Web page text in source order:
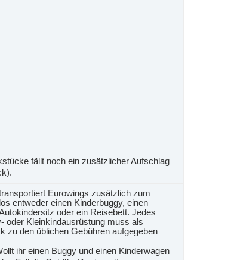
fällt noch ein zusätzlicher Aufschlag
Eurowings zusätzlich zum
entweder einen Kinderbuggy, einen
oder ein Reisebett. Jedes
oder Kleinkindausrüstung muss als
zu den üblichen Gebühren aufgegeben
ihr einen Buggy und einen Kinderwagen